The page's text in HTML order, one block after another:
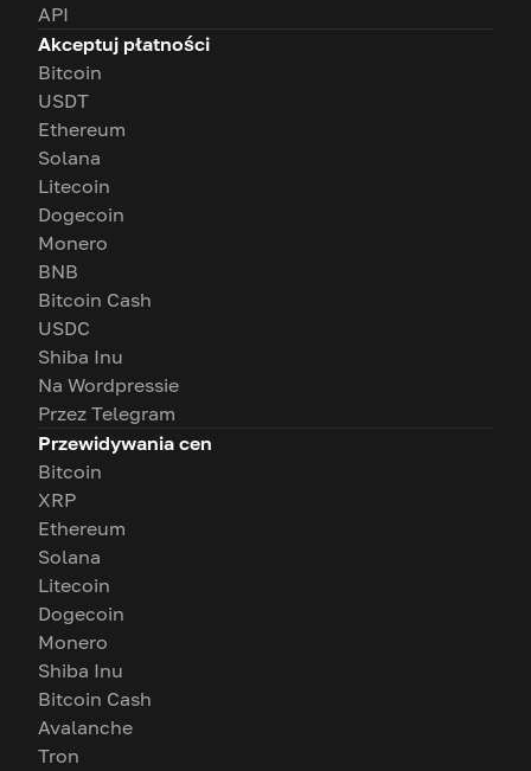
API
Akceptuj płatności
Bitcoin
USDT
Ethereum
Solana
Litecoin
Dogecoin
Monero
BNB
Bitcoin Cash
USDC
Shiba Inu
Na Wordpressie
Przez Telegram
Przewidywania cen
Bitcoin
XRP
Ethereum
Solana
Litecoin
Dogecoin
Monero
Shiba Inu
Bitcoin Cash
Avalanche
Tron